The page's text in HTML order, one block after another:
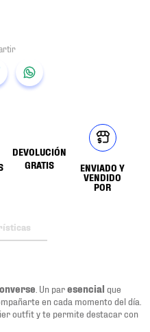
DEVOLUCIÓN
GRATIS
ENVIADO Y
VENDIDO
POR
. Un paresencial que
en cada momento del día.
outfit y te permite destacar con